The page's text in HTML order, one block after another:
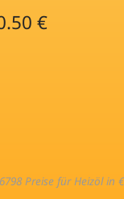
€
Preise für Heizöl in